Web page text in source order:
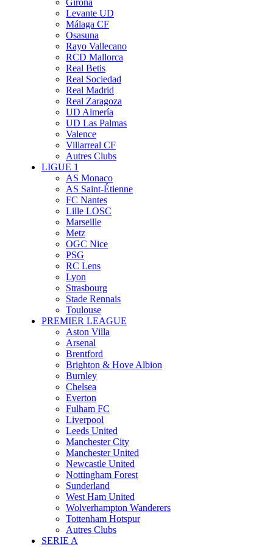
Girona
Levante UD
Málaga CF
Osasuna
Rayo Vallecano
RCD Mallorca
Real Betis
Real Sociedad
Real Madrid
Real Zaragoza
UD Almería
UD Las Palmas
Valence
Villarreal CF
Autres Clubs
LIGUE 1
AS Monaco
AS Saint-Étienne
FC Nantes
Lille LOSC
Marseille
Metz
OGC Nice
PSG
RC Lens
Lyon
Strasbourg
Stade Rennais
Toulouse
PREMIER LEAGUE
Aston Villa
Arsenal
Brentford
Brighton & Hove Albion
Burnley
Chelsea
Everton
Fulham FC
Liverpool
Leeds United
Manchester City
Manchester United
Newcastle United
Nottingham Forest
Sunderland
West Ham United
Wolverhampton Wanderers
Tottenham Hotspur
Autres Clubs
SERIE A